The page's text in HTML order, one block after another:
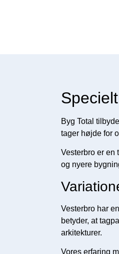
Byg Total
tager højde for
Vesterbro er
og nyere
Vesterbro har
betyder, at
arkitekturer.
Vores erfaring